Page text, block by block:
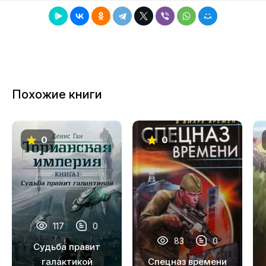
12
13
14
15
16
17
19
Похожие книги
0
117 0
Судьба правит
галактикой
0
83 0
Спецназ времени